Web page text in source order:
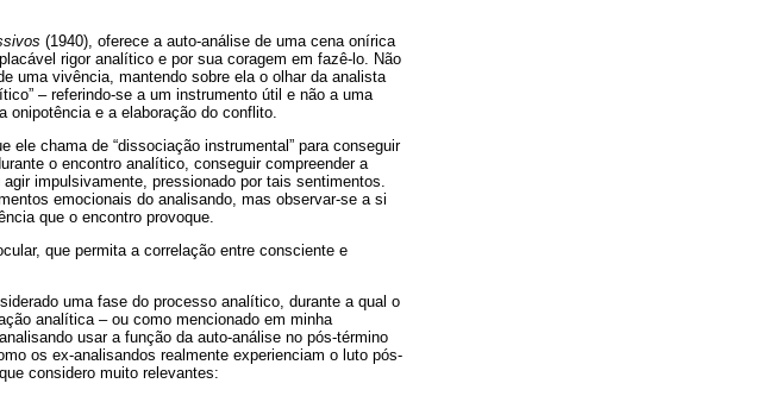
(1940), oferece a auto-análise de uma cena onírica
rigor analítico e por sua coragem em fazê-lo. Não
uma vivência, mantendo sobre ela o olhar da analista
– referindo-se a um instrumento útil e não a uma
onipotência e a elaboração do conflito.
ele chama de “dissociação instrumental” para conseguir
o encontro analítico, conseguir compreender a
impulsivamente, pressionado por tais sentimentos.
emocionais do analisando, mas observar-se a si
que o encontro provoque.
que permita a correlação entre consciente e
uma fase do processo analítico, durante a qual o
analítica – ou como mencionado em minha
usar a função da auto-análise no pós-término
os ex-analisandos realmente experienciam o luto pós-
considero muito relevantes: